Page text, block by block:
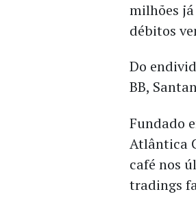
milhões
débitos
Do
BB,
Fundado
Atlântica
café nos
tradings